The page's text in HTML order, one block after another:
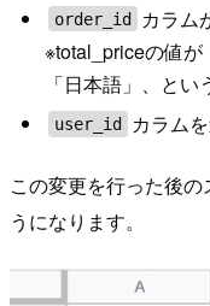
order_id
カラム
※total_priceの値
「日本語」、と
user_id カラム
この変更を行った後
うになります。